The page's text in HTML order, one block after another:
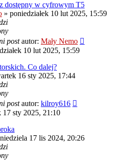
dostępny w cyfrowym T5
» poniedziałek 10 lut 2025, 15:59
postautor: Mały Nemo
10 lut 2025, 15:59
Co dalej?
16 sty 2025, 17:44
postautor: kilroy616
17 sty 2025, 21:10
niedziela 17 lis 2024, 20:26